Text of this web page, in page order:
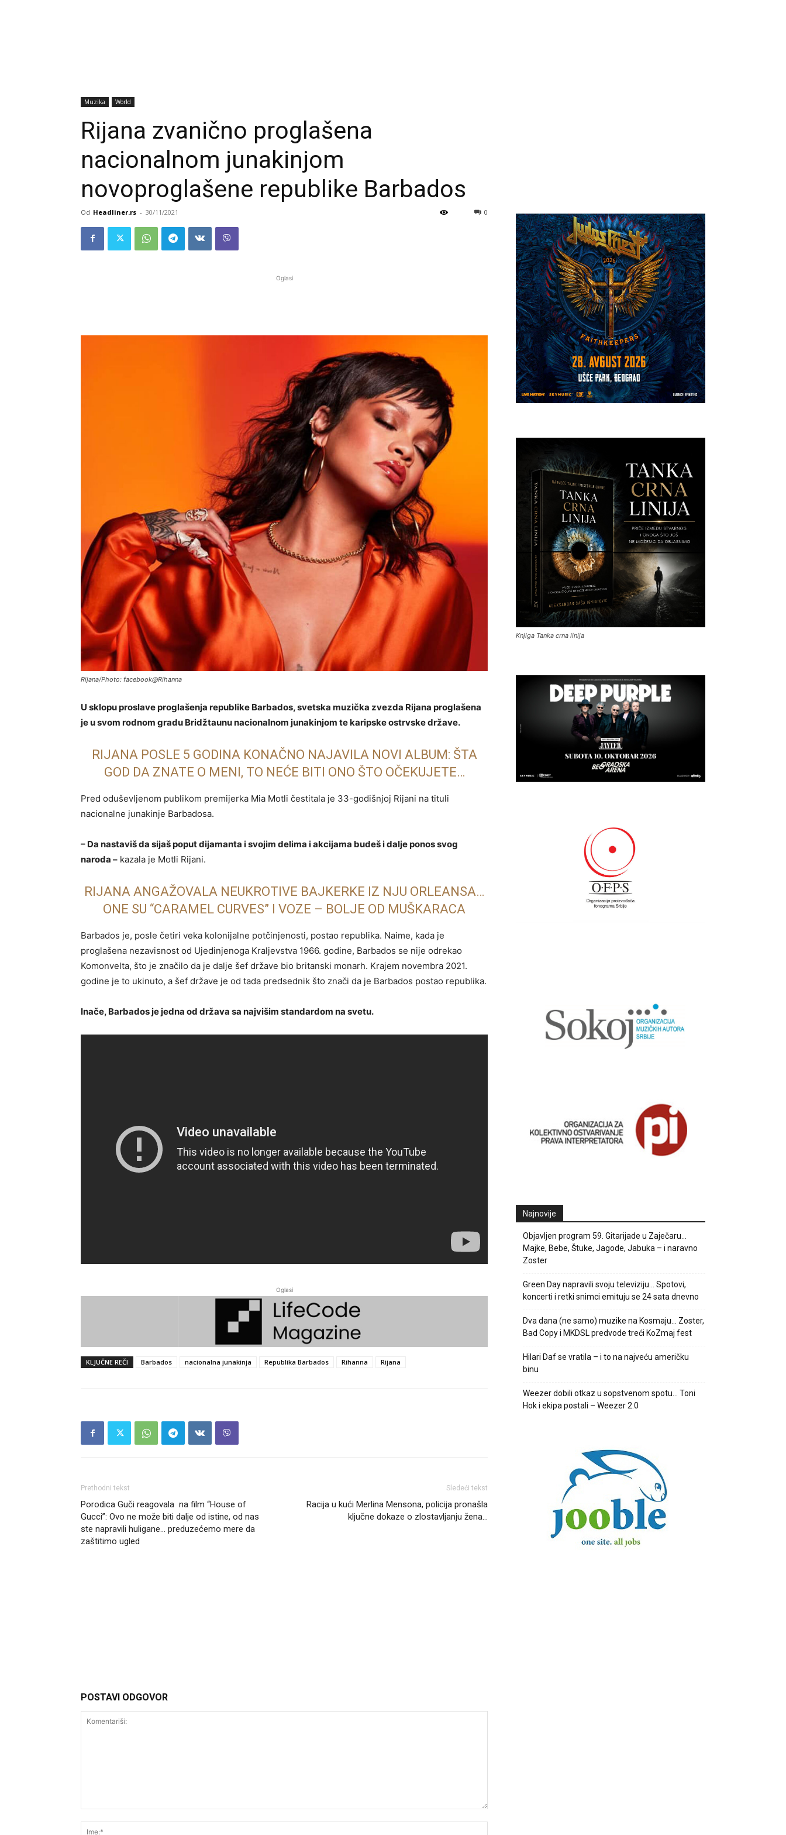
Muzika World
Rijana zvanično proglašena
nacionalnom junakinjom
novoproglašene republike Barbados
Od Headliner.rs - 30/11/2021 0
Oglasi
Rijana/Photo: facebook@Rihanna
U sklopu proslave proglašenja republike Barbados, svetska muzička zvezda Rijana proglašena
je u svom rodnom gradu Bridžtaunu nacionalnom junakinjom te karipske ostrvske države.
RIJANA POSLE 5 GODINA KONAČNO NAJAVILA NOVI ALBUM: ŠTA
GOD DA ZNATE O MENI, TO NEĆE BITI ONO ŠTO OČEKUJETE…
Pred oduševljenom publikom premijerka Mia Motli čestitala je 33-godišnjoj Rijani na tituli
nacionalne junakinje Barbadosa.
– Da nastaviš da sijaš poput dijamanta i svojim delima i akcijama budeš i dalje ponos svog
naroda – kazala je Motli Rijani.
RIJANA ANGAŽOVALA NEUKROTIVE BAJKERKE IZ NJU ORLEANSA…
ONE SU “CARAMEL CURVES” I VOZE – BOLJE OD MUŠKARACA
Barbados je, posle četiri veka kolonijalne potčinjenosti, postao republika. Naime, kada je
proglašena nezavisnost od Ujedinjenoga Kraljevstva 1966. godine, Barbados se nije odrekao
Komonvelta, što je značilo da je dalje šef države bio britanski monarh. Krajem novembra 2021.
godine je to ukinuto, a šef države je od tada predsednik što znači da je Barbados postao republika.
Inače, Barbados je jedna od država sa najvišim standardom na svetu.
Oglasi
KLJUČNE REČI Barbados nacionalna junakinja Republika Barbados Rihanna Rijana
Prethodni tekst
Porodica Guči reagovala na film “House of
Gucci”: Ovo ne može biti dalje od istine, od nas
ste napravili huligane… preduzećemo mere da
zaštitimo ugled
Sledeći tekst
Racija u kući Merlina Mensona, policija pronašla
ključne dokaze o zlostavljanju žena…
POSTAVI ODGOVOR
Knjiga Tanka crna linija
Najnovije
Objavljen program 59. Gitarijade u Zaječaru…
Majke, Bebe, Štuke, Jagode, Jabuka – i naravno
Zoster
Green Day napravili svoju televiziju… Spotovi,
koncerti i retki snimci emituju se 24 sata dnevno
Dva dana (ne samo) muzike na Kosmaju… Zoster,
Bad Copy i MKDSL predvode treći KoZmaj fest
Hilari Daf se vratila – i to na najveću američku
binu
Weezer dobili otkaz u sopstvenom spotu… Toni
Hok i ekipa postali – Weezer 2.0